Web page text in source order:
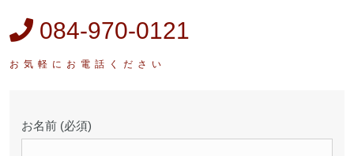
084-970-0121
お名前 (必須)